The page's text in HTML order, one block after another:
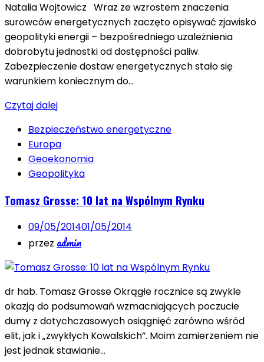
Natalia Wojtowicz Wraz ze wzrostem znaczenia
surowców energetycznych zaczęto opisywać zjawisko
geopolityki energii – bezpośredniego uzależnienia
dobrobytu jednostki od dostępności paliw.
Zabezpieczenie dostaw energetycznych stało się
warunkiem koniecznym do…
Czytaj dalej
Bezpieczeństwo energetyczne
Europa
Geoekonomia
Geopolityka
Tomasz Grosse: 10 lat na Wspólnym Rynku
09/05/201401/05/2014
przez admin
dr hab. Tomasz Grosse Okrągłe rocznice są zwykle
okazją do podsumowań wzmacniających poczucie
dumy z dotychczasowych osiągnięć zarówno wśród
elit, jak i „zwykłych Kowalskich”. Moim zamierzeniem nie
jest jednak stawianie…